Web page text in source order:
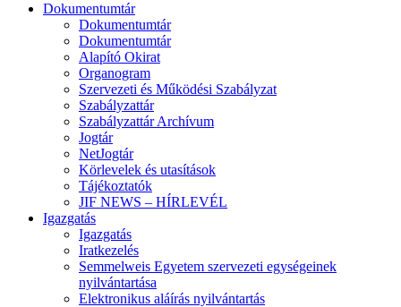
Dokumentumtár
Dokumentumtár
Dokumentumtár
Alapító Okirat
Organogram
Szervezeti és Működési Szabályzat
Szabályzattár
Szabályzattár Archívum
Jogtár
NetJogtár
Körlevelek és utasítások
Tájékoztatók
JIF NEWS – HÍRLEVÉL
Igazgatás
Igazgatás
Iratkezelés
Semmelweis Egyetem szervezeti egységeinek
nyilvántartása
Elektronikus aláírás nyilvántartás